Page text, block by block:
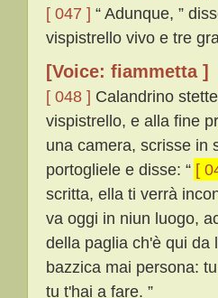
[ 047 ] “ Adunque, ”
vispistrello vivo e tre
[Voice: fiammetta ]
[ 048 ] Calandrino
vispistrello, e alla fine
una camera, scrisse in
portogliele e disse: “ [
scritta, ella ti verrà
va oggi in niun luogo,
della paglia ch'è qui da
bazzica mai persona:
tu t'hai a fare. ”